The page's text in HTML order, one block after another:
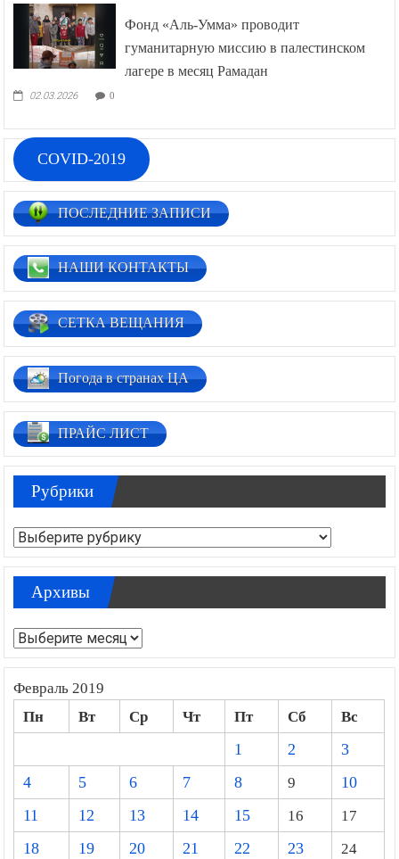
Фонд «Аль-Умма» проводит
гуманитарную миссию в палестинском
лагере в месяц Рамадан
02.03.2026 0
COVID-2019
ПОСЛЕДНИЕ ЗАПИСИ
НАШИ КОНТАКТЫ
СЕТКА ВЕЩАНИЯ
Погода в странах ЦА
ПРАЙС ЛИСТ
Рубрики
Рубрики
Архивы
Архивы
Февраль 2019
Пн Вт Ср Чт Пт Сб
Вс
1
2
3
4
5 6 7 8 9
10
11
12 13 14 15 16
17
18
19 20 21 22 23
24